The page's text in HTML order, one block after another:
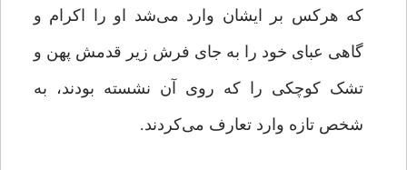
که هرکس بر ایشان وارد مى‌شد او را اکرام و
گاهى عباى خود را به جاى فرش زیر قدمش پهن و
تشک کوچکى را که روى آن نشسته بودند، به
شخص تازه وارد تعارف می‌کردند.